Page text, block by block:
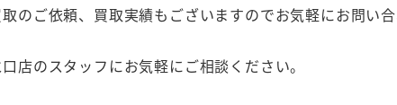
のご依頼、買取実績もございますのでお気軽にお問い
店のスタッフにお気軽にご相談ください。